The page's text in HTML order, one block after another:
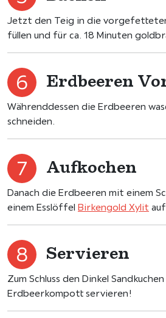
Jetzt den Teig in die
füllen und für ca. 18 Minuten
Erdbeeren
Währenddessen die Erdbeeren
schneiden.
Aufkochen
Danach die Erdbeeren mit einem
einem Esslöffel Birkengold Xylit
Servieren
Zum Schluss den Dinkel
Erdbeerkompott servieren!